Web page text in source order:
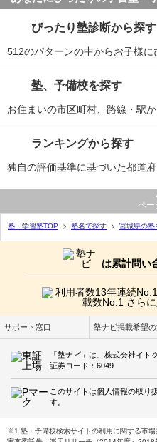
ぴったり塾診断から探す
512のパターンの中からお子様に
塾、予備校を探す
お住まいの市区町村、路線・駅か
ランキングから探す
独自の評価基準に基づいた都道
ペー
塾・学習塾TOP 塾名で探す 宮城県の塾
は累計問い
サポート窓口 塾ナビ掲載希望
「塾ナビ」は、株式会社イト
証券コード：6049
このサイトは個人情報の取り
す。
※1 塾・予備校検索サイトの利用に関する市場